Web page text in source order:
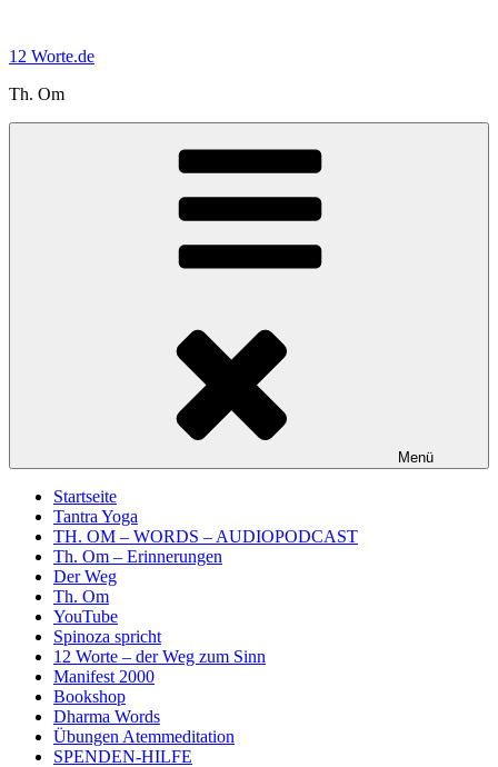
springen
12 Worte.de
Th. Om
Menü
Startseite
Tantra Yoga
TH. OM – WORDS – AUDIOPODCAST
Th. Om – Erinnerungen
Der Weg
Th. Om
YouTube
Spinoza spricht
12 Worte – der Weg zum Sinn
Manifest 2000
Bookshop
Dharma Words
Übungen Atemmeditation
SPENDEN-HILFE